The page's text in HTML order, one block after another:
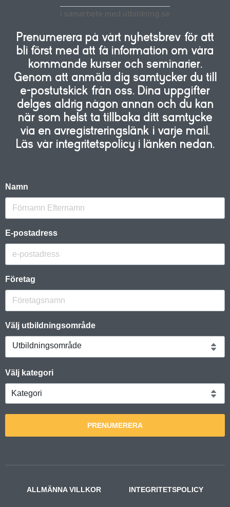
I samarbete med utbildning.se
Prenumerera på vårt nyhetsbrev för att
bli först med att få information om våra
kommande kurser och seminarier.
Genom att anmäla dig samtycker du till
e-postutskick från oss. Dina uppgifter
delges aldrig någon annan och du kan
när som helst ta tillbaka ditt samtycke
via en avregistreringslänk i varje mail.
Läs vår integritetspolicy i länken nedan.
Namn
E-postadress
Företag
Välj utbildningsområde
Utbildningsområde
Välj kategori
PRENUMERERA
ALLMÄNNA VILLKOR INTEGRITETSPOLICY